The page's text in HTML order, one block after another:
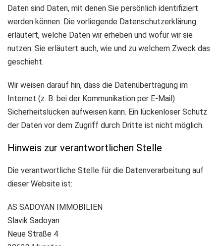
Daten sind Daten, mit denen Sie persönlich identifiziert
werden können. Die vorliegende Datenschutzerklärung
erläutert, welche Daten wir erheben und wofür wir sie
nutzen. Sie erläutert auch, wie und zu welchem Zweck das
geschieht.
Wir weisen darauf hin, dass die Datenübertragung im
Internet (z. B. bei der Kommunikation per E-Mail)
Sicherheitslücken aufweisen kann. Ein lückenloser Schutz
der Daten vor dem Zugriff durch Dritte ist nicht möglich.
Hinweis zur verantwortlichen Stelle
Die verantwortliche Stelle für die Datenverarbeitung auf
dieser Website ist:
AS SADOYAN IMMOBILIEN
Slavik Sadoyan
Neue Straße 4